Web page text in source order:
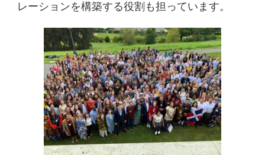
レーションを構築する役割も担っています。